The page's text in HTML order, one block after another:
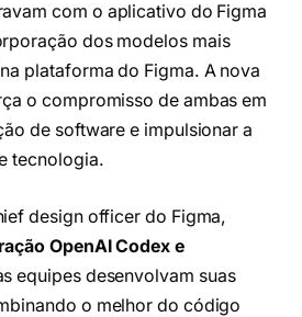
com o aplicativo do Figma
dos modelos mais
plataforma do Figma. A nova
o compromisso de ambas em
de software e impulsionar a
tecnologia.
design officer do Figma,
OpenAI Codex e
equipes desenvolvam suas
o melhor do código